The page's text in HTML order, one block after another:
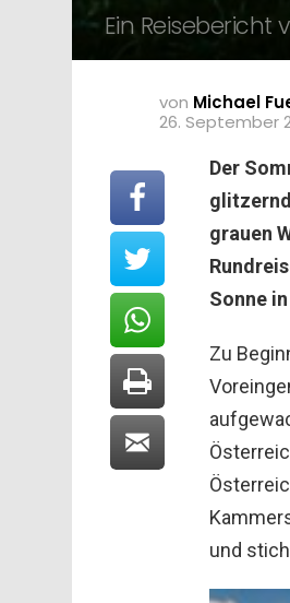
Ein Reisebericht
von Michael
26. September
Der
grauen
Sonne
Zu
und